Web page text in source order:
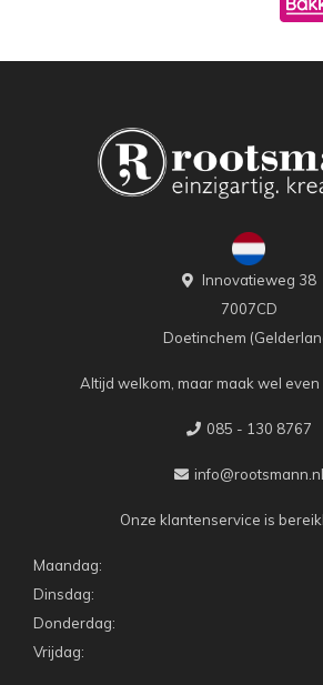
Innovatieweg 38
7007CD
Doetinchem
Altijd welkom, maar maak wel
085 - 130 8767
info@rootsmann.nl
Onze klantenservice is
Maandag:
Dinsdag:
Donderdag:
Vrijdag: